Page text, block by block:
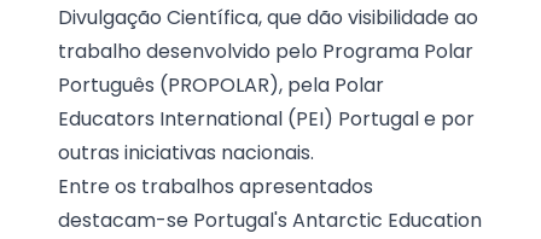
Divulgação Científica, que dão visibilidade ao
trabalho desenvolvido pelo Programa Polar
Português (PROPOLAR), pela Polar
Educators International (PEI) Portugal e por
outras iniciativas nacionais.
Entre os trabalhos apresentados
destacam-se Portugal's Antarctic Education